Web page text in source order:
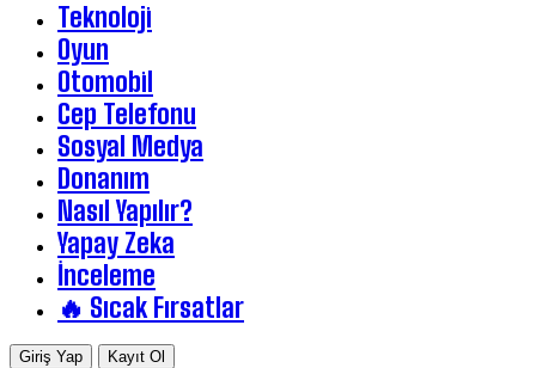
Teknoloji
Oyun
Otomobil
Cep Telefonu
Sosyal Medya
Donanım
Nasıl Yapılır?
Yapay Zeka
İnceleme
🔥 Sıcak Fırsatlar
Giriş Yap Kayıt Ol